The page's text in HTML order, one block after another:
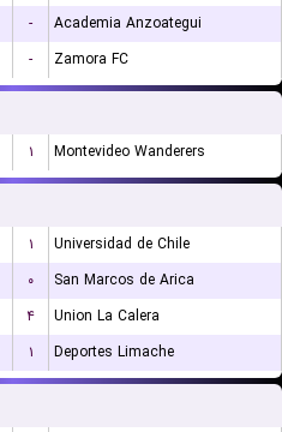
-
Academia Anzoategui
- Zamora FC
۱ Montevideo Wanderers
۱
Universidad de Chile
۰
San Marcos de Arica
۴
Union La Calera
۱ Deportes Limache